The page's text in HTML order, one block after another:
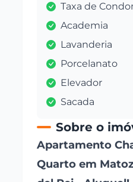
Taxa de
Academia
Lavanderia
Porcelanato
Elevador
Sacada
Sobre o
Apartamento
Quarto em